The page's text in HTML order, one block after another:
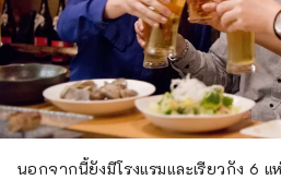
นอกจากนี้ยังมีโรงแรมและเรียวกัง 6